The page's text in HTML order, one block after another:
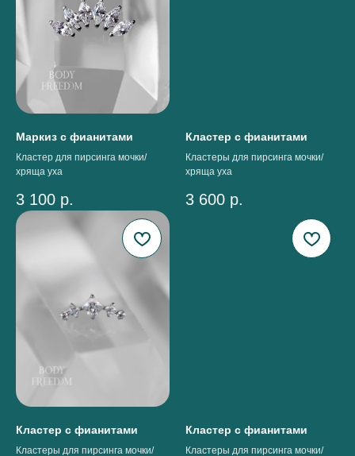
Маркиз с фианитами
Кластер для пирсинга мочки/
хряща уха
3 100 р.
Кластер с фианитами
Кластеры для пирсинга мочки/
хряща уха
3 600 р.
Кластер с фианитами
Кластеры для пирсинга мочки/
Кластер с фианитами
Кластеры для пирсинга мочки/